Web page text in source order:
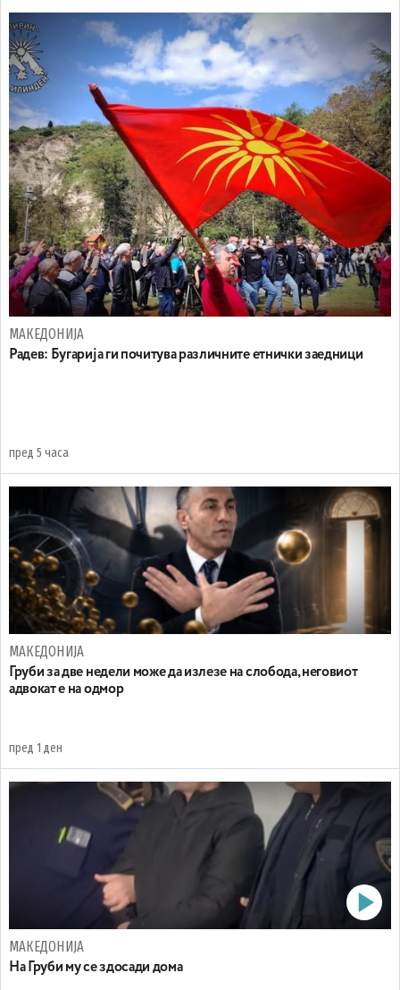
МАКЕДОНИЈА
Радев: Бугарија ги почитува различните етнички заедници
пред 5 часа
МАКЕДОНИЈА
Груби за две недели може да излезе на слобода, неговиот
адвокат е на одмор
пред 1 ден
МАКЕДОНИЈА
На Груби му се здосади дома